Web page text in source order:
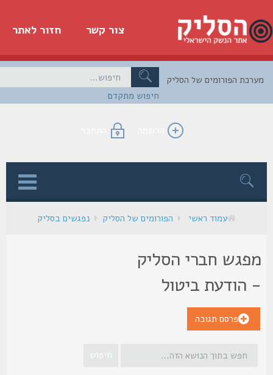
חזור לאתר צור קשר
חיפוש מתקדם
הפורומים של הסליק
הרשמה התחבר
עמוד ראשי הפורומים של הסליק נפגשים בסליק
חברי הסליק
ביטול
פרסם תגובה